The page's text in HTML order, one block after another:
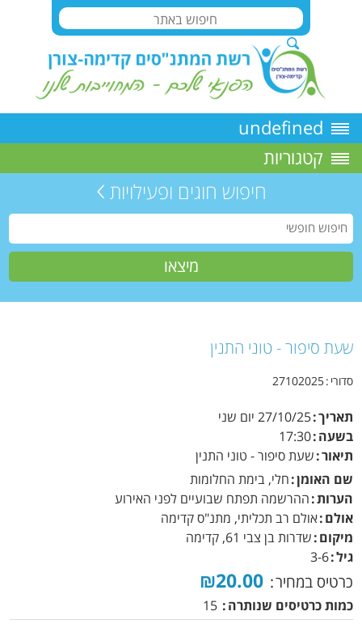
undefined
קטגוריות
חיפוש חוגים ופעילויות
שעת סיפור - טוני התנין
סדורי 27102025
תאריך 27/10/25 יום שני
בשעה 17:30
תיאור שעת סיפור - טוני התנין
שם האומן חלי, בימת החלומות
הערות ההרשמה תפתח שבועיים לפני האירוע
אולם אולם רב תכליתי, מתנ"ס קדימה
מיקום שדרות בן צבי 61, קדימה
גיל 3-6
כרטיס במחיר ₪20.00
כמות כרטיסים שנותרה
15